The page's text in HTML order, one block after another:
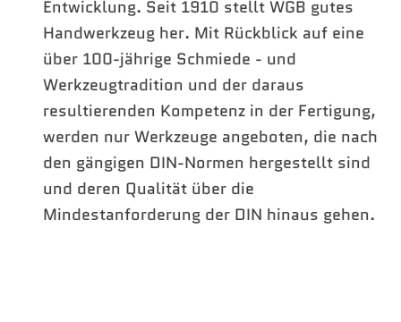
Entwicklung. Seit 1910 stellt WGB gutes
Handwerkzeug her. Mit Rückblick auf eine
über 100-jährige Schmiede - und
Werkzeugtradition und der daraus
resultierenden Kompetenz in der Fertigung,
werden nur Werkzeuge angeboten, die nach
den gängigen DIN-Normen hergestellt sind
und deren Qualität über die
Mindestanforderung der DIN hinaus gehen.